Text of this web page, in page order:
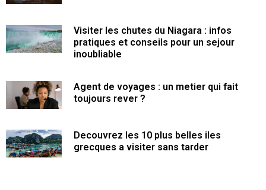
Visiter les chutes du Niagara : infos
pratiques et conseils pour un sejour
inoubliable
Agent de voyages : un metier qui fait
toujours rever ?
Decouvrez les 10 plus belles iles
grecques a visiter sans tarder